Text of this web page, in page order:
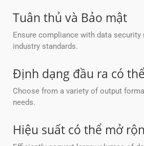
Tuân thủ và Bảo mật
Ensure compliance with data security
industry standards.
Định dạng đầu ra có
Choose from a variety of output
needs.
Hiệu suất có thể mở